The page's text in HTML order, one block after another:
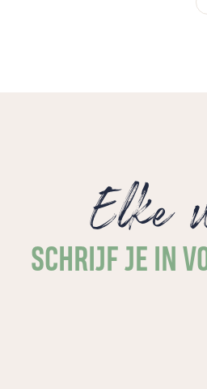
Elke
SCHRIJF JE IN